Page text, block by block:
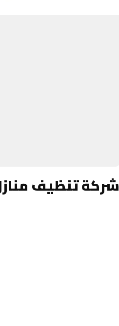
شركة تنظيف